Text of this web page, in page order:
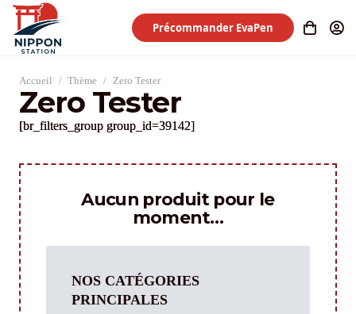
Précommander EvaPen
Accueil / Thème / Zero Tester
Zero Tester
[br_filters_group group_id=39142]
Aucun produit pour le
moment…
NOS CATÉGORIES
PRINCIPALES